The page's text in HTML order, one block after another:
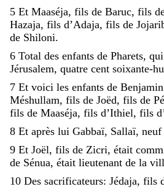
5 Et Maaséja, fils de Baruc, fils
Hazaja, fils d’Adaja, fils de
de Shiloni.
6 Total des enfants de Pharets, qui
Jérusalem, quatre cent soixante-
7 Et voici les enfants de Benjamin
Méshullam, fils de Joëd, fils de
fils de Maaséja, fils d’Ithiel, fils
8 Et après lui Gabbaï, Sallaï, neuf
9 Et Joël, fils de Zicri, était
de Sénua, était lieutenant de la
10 Des sacrificateurs: Jédaja, fils